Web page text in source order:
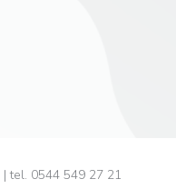
| tel. 0544 549 27 21